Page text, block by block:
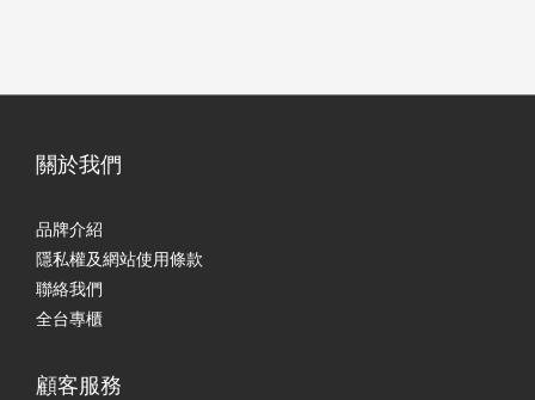
關於我們
品牌介紹
隱私權及網站使用條款
聯絡我們
全台專櫃
顧客服務